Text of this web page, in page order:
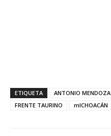
ETIQUETA ANTONIO MENDOZA
FRENTE TAURINO
mICHOACÁN